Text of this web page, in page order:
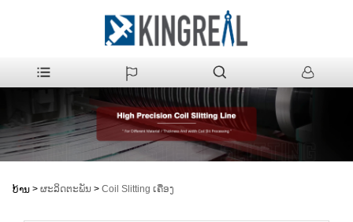
ບ້ານ > ຜະລິດຕະພັນ > Coil Slitting ເຄື່ອງ